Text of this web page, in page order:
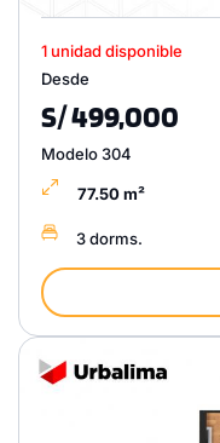
1 unidad disponible
Desde
S/ 499,000
Modelo 304
77.50 m²
3 dorms.